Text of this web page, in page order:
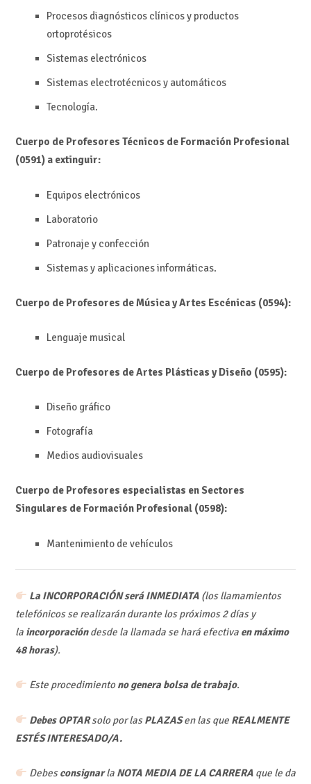
Procesos diagnósticos clínicos y productos
ortoprotésicos
Sistemas electrónicos
Sistemas electrotécnicos y automáticos
Tecnología.
Cuerpo de Profesores Técnicos de Formación Profesional
(0591) a extinguir:
Equipos electrónicos
Laboratorio
Patronaje y confección
Sistemas y aplicaciones informáticas.
Cuerpo de Profesores de Música y Artes Escénicas (0594):
Lenguaje musical
Cuerpo de Profesores de Artes Plásticas y Diseño (0595):
Diseño gráfico
Fotografía
Medios audiovisuales
Cuerpo de Profesores especialistas en Sectores
Singulares de Formación Profesional (0598):
Mantenimiento de vehículos
La INCORPORACIÓN será INMEDIATA(los llamamientos
telefónicos se realizarán durante los próximos 2 días y
la incorporacióndesde la llamada se hará efectiva en máximo
48 horas).
Este procedimientono genera bolsa de trabajo.
Debes OPTARsolo por lasPLAZASen las que REALMENTE
ESTÉS INTERESADO/A.
Debesconsignarla NOTA MEDIA DE LA CARRERA que le da